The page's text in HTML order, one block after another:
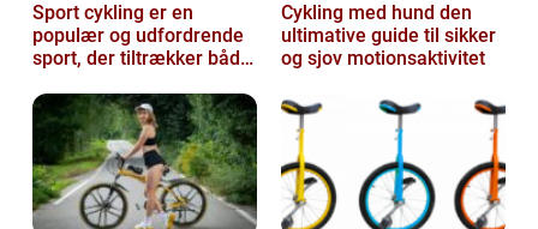
Sport cykling er en
populær og udfordrende
sport, der tiltrækker både
professionelle atl...
Cykling med hund den
ultimative guide til sikker
og sjov motionsaktivitet